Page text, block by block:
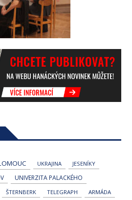
UKRAJINA
JESENÍKY
UNIVERZITA PALACKÉHO
ŠTERNBERK TELEGRAPH ARMÁDA